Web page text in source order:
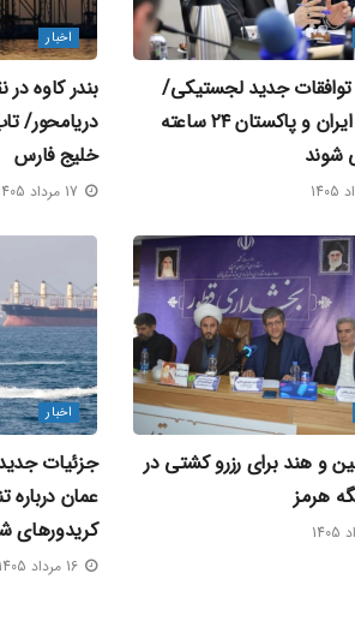
جدید لجستیکی/
مرزهای ایران و پاکستان ۲۴ ساعته
شوند
اخبار
بندر کاوه در
دریامحور/
خلیج فارس
و هند برای رزرو کشتی در
هرمز
اخبار
جزئیات جدید
عمان
کریدورهای